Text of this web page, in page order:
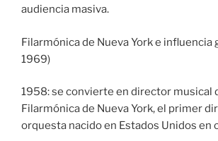
audiencia masiva.
Filarmónica de Nueva York e influencia
1969)
1958: se convierte en director musical
Filarmónica de Nueva York, el primer
orquesta nacido en Estados Unidos en